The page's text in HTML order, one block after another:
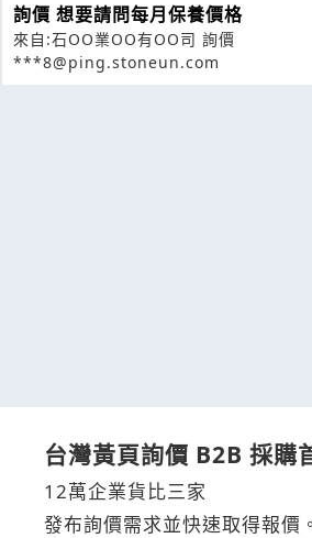
詢價 想要請問每月保養價格
來自:石OO業OO有OO司 詢價
***8@ping.stoneun.com
台灣黃頁詢價 B2B 採購
12萬企業貨比三家
發布詢價需求並快速取得報價。